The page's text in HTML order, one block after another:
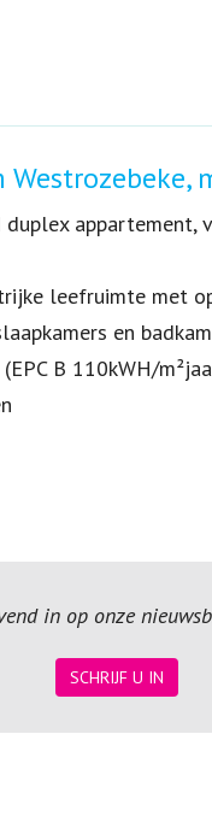
leefruimte met
en
B 110kWH/
in op onze
SCHRIJF U IN